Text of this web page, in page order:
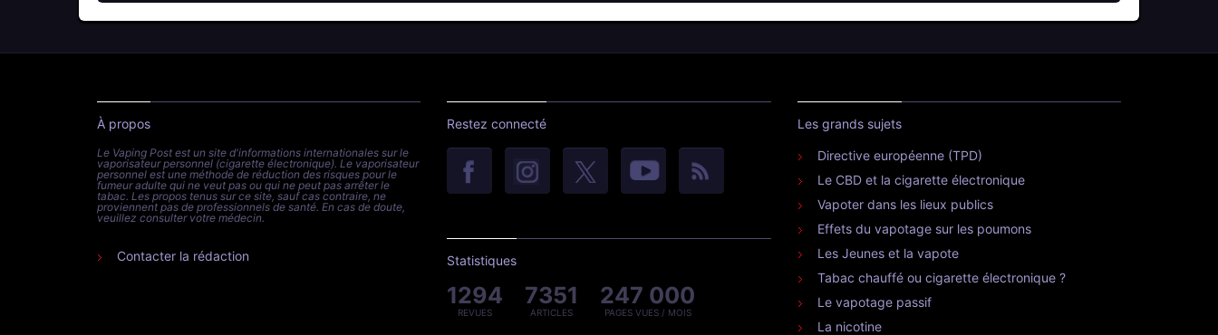
À propos
Le Vaping Post est un site d'informations internationales sur le
vaporisateur personnel (cigarette électronique). Le vaporisateur
personnel est une méthode de réduction des risques pour le
fumeur adulte qui ne veut pas ou qui ne peut pas arrêter le
tabac. Les propos tenus sur ce site, sauf cas contraire, ne
proviennent pas de professionnels de santé. En cas de doute,
veuillez consulter votre médecin.
Contacter la rédaction
Restez connecté
Statistiques
1294
REVUES
7351
ARTICLES
247 000
PAGES VUES / MOIS
Les grands sujets
Directive européenne (TPD)
Le CBD et la cigarette électronique
Vapoter dans les lieux publics
Effets du vapotage sur les poumons
Les Jeunes et la vapote
Tabac chauffé ou cigarette électronique ?
Le vapotage passif
La nicotine